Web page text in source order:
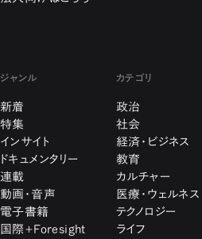
ジャンル
新着
特集
インサイト
ドキュメンタリー
連載
動画・音声
電子書籍
国際+Foresight
カテゴリ
政治
社会
経済・ビジネス
教育
カルチャー
医療・ウェルネス
テクノロジー
ライフ